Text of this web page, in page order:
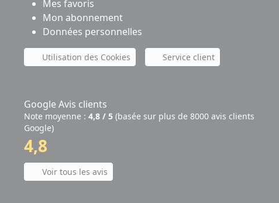
Mes favoris
Mon abonnement
Données personnelles
Utilisation des Cookies Service client
Google Avis clients
Note moyenne : 4,8 / 5 (basée sur plus de 8000 avis clients
Google)
4,8
Voir tous les avis